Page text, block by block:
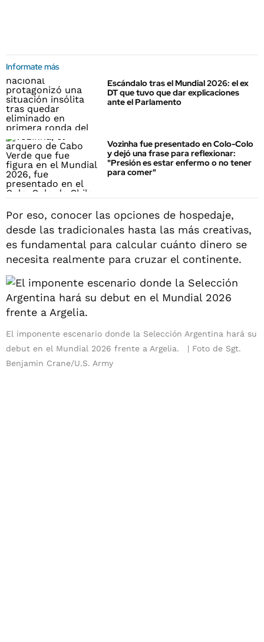
Informate más
Escándalo tras el Mundial 2026: el ex
DT que tuvo que dar explicaciones
ante el Parlamento
Vozinha fue presentado en Colo-Colo
y dejó una frase para reflexionar:
"Presión es estar enfermo o no tener
para comer"
Por eso, conocer las opciones de hospedaje,
desde las tradicionales hasta las más creativas,
es fundamental para calcular cuánto dinero se
necesita realmente para cruzar el continente.
El imponente escenario donde la Selección Argentina hará su
debut en el Mundial 2026 frente a Argelia.
Foto de Sgt.
Benjamin Crane/U.S. Army